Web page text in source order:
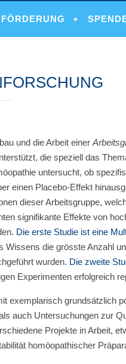
FÖRDERUNG
und die Arbeit einer
die speziell das
untersucht, ob
einen Placebo-Effekt
dieser Arbeitsgruppe,
signifikante Effekte von
Die erste Studie ist eine
Wissens die grösste Anzahl
wurden. Die zweite
Experimenten erfolgreich
exemplarisch grundsätzlich
auch Untersuchungen zur
Projekte in Arbeit,
homöopathischer